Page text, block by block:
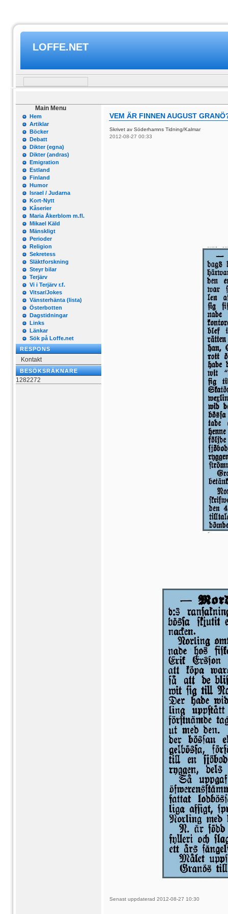
LOFFE.NET
Main Menu
Hem
Artiklar
Böcker
Debatt
Dikter (egna)
Dikter (andras)
Emigration
Estland
Finland
Humor
Israel / Judarna
Kort-Nytt
Kåserier
Maria Åkerblom m.fl.
Mikael Käld
Mänskligt
Perioder
Religion
Sekretess
Släktforskning
Steyr bilar
Terjärv
Vi i Terjärv r.f.
Vitsar/Jokes
Vänsterhänta (lista)
Österbotten
Dagstidningar
Links
Länkar
Sök på Loffe.net
RESPONS
Kontakt
BESÖKSRÄKNARE
1282272
VEM ÄR FINNEN AUGUST
Skrivet av Söderhamns Tidning/Kalmar
2012-08-27 00:33
Senast uppdaterad 2012-08-27 10:30